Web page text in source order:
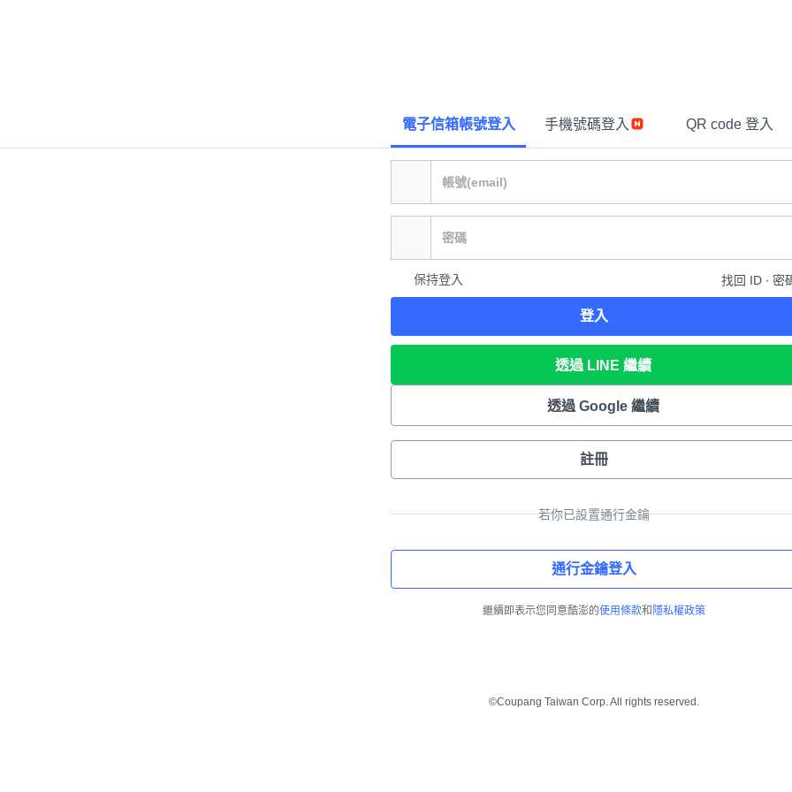
電子信箱帳號登入 手機號碼登入 QR code 登入
保持登入 找回 ID ∙ 密
登入
透過 LINE 繼續
透過 Google 繼續
註冊
若你已設置通行金鑰
通行金鑰登入
繼續即表示您同意酷澎的使用條款和 隱私權政策
©Coupang Taiwan Corp. All rights reserved.